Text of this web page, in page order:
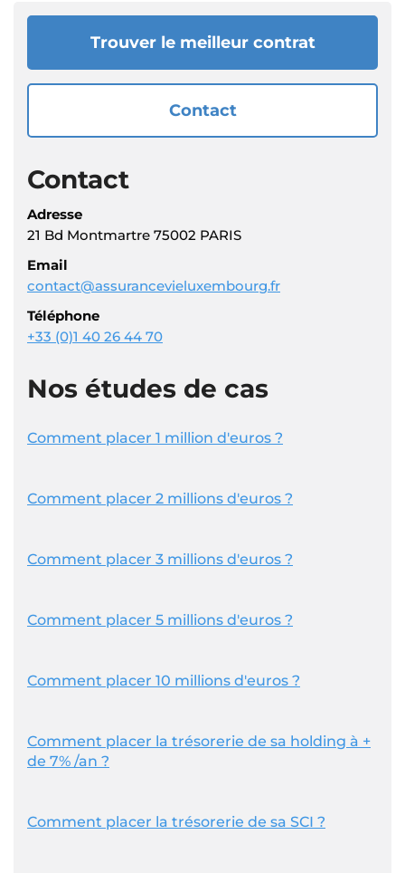
Trouver le meilleur contrat
Contact
Contact
Adresse
21 Bd Montmartre 75002 PARIS
Email
contact@assurancevieluxembourg.fr
Téléphone
+33 (0)1 40 26 44 70
Nos études de cas
Comment placer 1 million d'euros ?
Comment placer 2 millions d'euros ?
Comment placer 3 millions d'euros ?
Comment placer 5 millions d'euros ?
Comment placer 10 millions d'euros ?
Comment placer la trésorerie de sa holding à +
de 7% /an ?
Comment placer la trésorerie de sa SCI ?